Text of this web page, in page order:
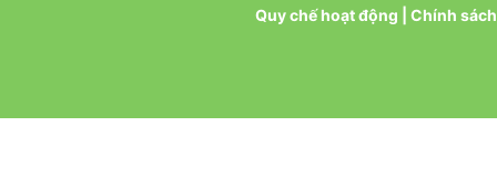
Quy chế hoạt động Chính